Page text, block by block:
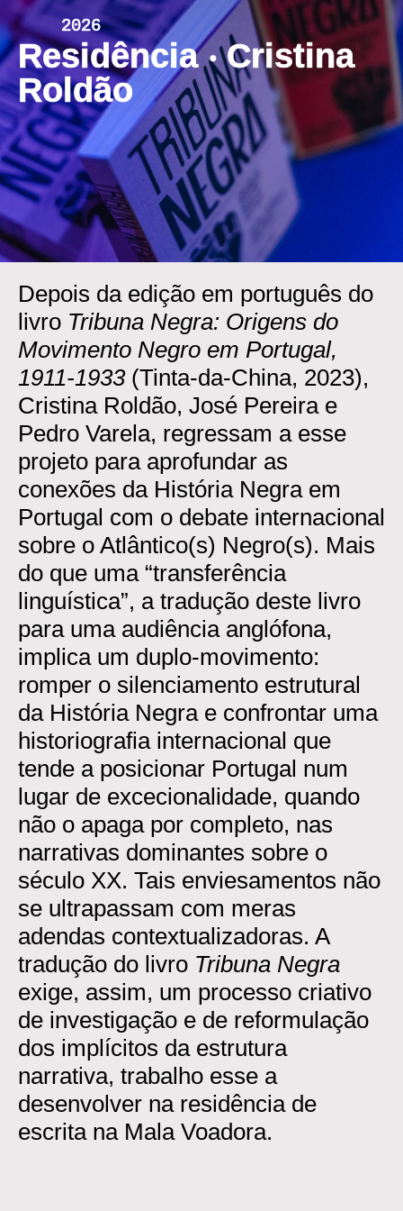
Skip
to
content
2026
Residência ‧ Cristina
Roldão
Depois da edição em português do
livro Tribuna Negra: Origens do
Movimento Negro em Portugal,
1911-1933 (Tinta-da-China, 2023),
Cristina Roldão, José Pereira e
Pedro Varela, regressam a esse
projeto para aprofundar as
conexões da História Negra em
Portugal com o debate internacional
sobre o Atlântico(s) Negro(s). Mais
do que uma “transferência
linguística”, a tradução deste livro
para uma audiência anglófona,
implica um duplo-movimento:
romper o silenciamento estrutural
da História Negra e confrontar uma
historiografia internacional que
tende a posicionar Portugal num
lugar de excecionalidade, quando
não o apaga por completo, nas
narrativas dominantes sobre o
século XX. Tais enviesamentos não
se ultrapassam com meras
adendas contextualizadoras. A
tradução do livro Tribuna Negra
exige, assim, um processo criativo
de investigação e de reformulação
dos implícitos da estrutura
narrativa, trabalho esse a
desenvolver na residência de
escrita na Mala Voadora.